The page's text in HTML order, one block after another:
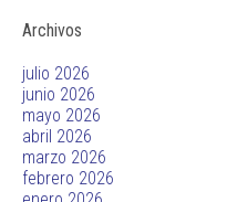
Archivos
julio 2026
junio 2026
mayo 2026
abril 2026
marzo 2026
febrero 2026